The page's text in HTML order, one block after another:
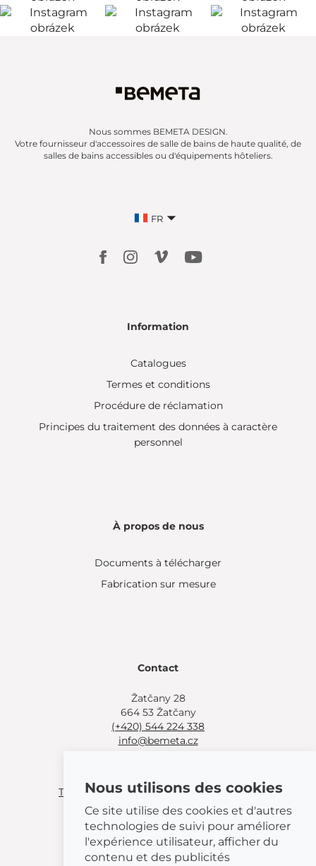
Nous sommes BEMETA DESIGN.
Votre fournisseur d'accessoires de salle de bains de haute qualité, de
salles de bains accessibles ou d'équipements hôteliers.
FR
Information
Catalogues
Termes et conditions
Procédure de réclamation
Principes du traitement des données à caractère
personnel
À propos de nous
Documents à télécharger
Fabrication sur mesure
Contact
Žatčany 28
664 53 Žatčany
(+420) 544 224 338
info@bemeta.cz
Trouver un revendeur près de chez vous.
Ou appeler(+420) 544 224 338 .
Nous utilisons des cookies
Ce site utilise des cookies et d'autres
technologies de suivi pour améliorer
l'expérience utilisateur, afficher du
contenu et des publicités